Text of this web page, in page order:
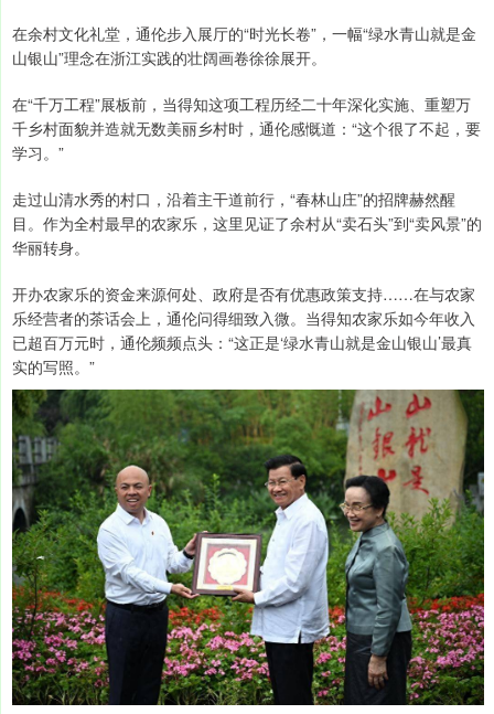
在余村文化礼堂，通伦步入展厅的“时光长卷”，一幅“绿水青山就是金
山银山”理念在浙江实践的壮阔画卷徐徐展开。
在“千万工程”展板前，当得知这项工程历经二十年深化实施、重塑万
千乡村面貌并造就无数美丽乡村时，通伦感慨道：“这个很了不起，要
学习。”
走过山清水秀的村口，沿着主干道前行，“春林山庄”的招牌赫然醒
目。作为全村最早的农家乐，这里见证了余村从“卖石头”到“卖风景”的
华丽转身。
开办农家乐的资金来源何处、政府是否有优惠政策支持……在与农家
乐经营者的茶话会上，通伦问得细致入微。当得知农家乐如今年收入
已超百万元时，通伦频频点头：“这正是‘绿水青山就是金山银山’最真
实的写照。”